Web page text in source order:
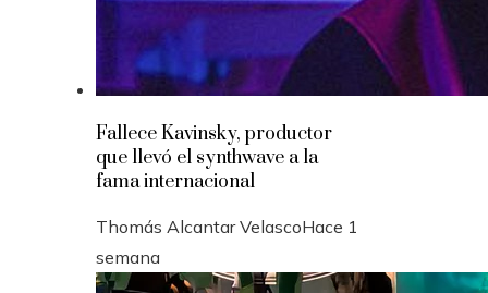
Fallece Kavinsky, productor
que llevó el synthwave a la
fama internacional
Thomás Alcantar VelascoHace 1
semana